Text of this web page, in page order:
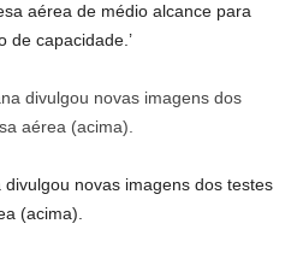
aérea de médio alcance para
de capacidade.’
novas imagens dos testes
(acima).